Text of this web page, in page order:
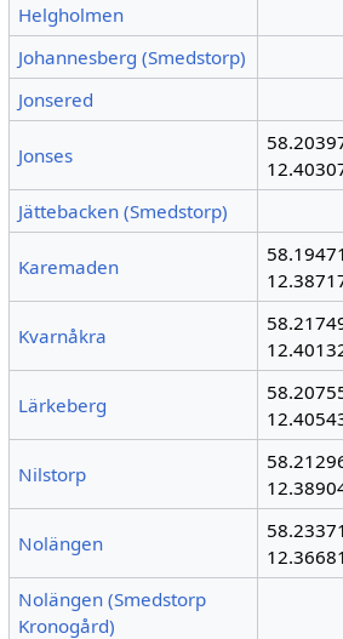
Helgholmen
Johannesberg (Smedstorp)
Jonsered
Jonses
Jättebacken (Smedstorp)
Karemaden
Kvarnåkra
Lärkeberg
Nilstorp
Nolängen
Nolängen (Smedstorp
Kronogård)